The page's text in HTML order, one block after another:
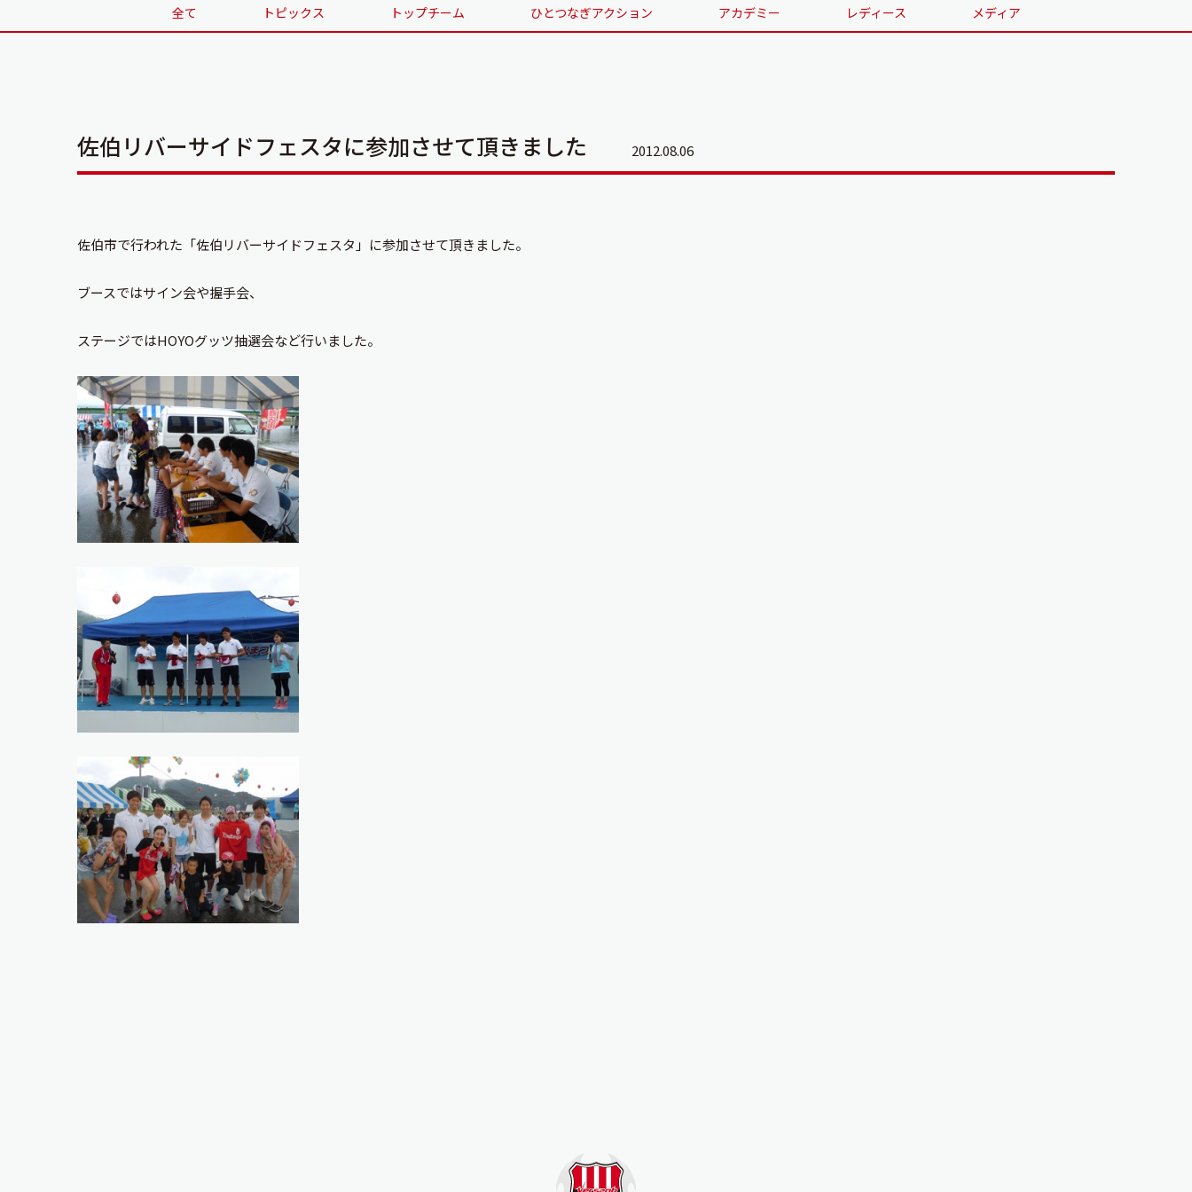
全て トピックス トップチーム ひとつなぎアクション アカデミー レディース メディア
佐伯リバーサイドフェスタに参加させて頂きました 2012.08.06
佐伯市で行われた「佐伯リバーサイドフェスタ」に参加させて頂きました。
ブースではサイン会や握手会、
ステージではHOYOグッツ抽選会など行いました。